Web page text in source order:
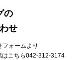
の
せ
ォームより
こちら042-312-3174